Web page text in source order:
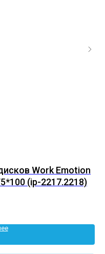
Work Emotion
(ip-2217.2218)